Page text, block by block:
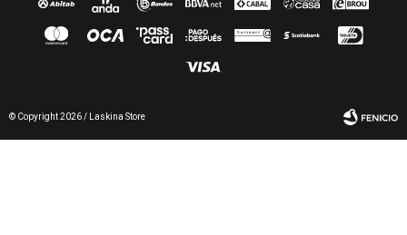
© Copyright 2026 / Laskina Store